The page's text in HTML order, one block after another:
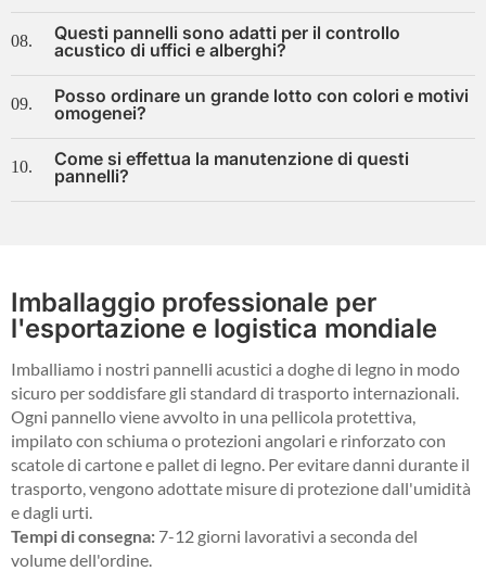
08. Questi pannelli sono adatti per il controllo
acustico di uffici e alberghi?
09. Posso ordinare un grande lotto con colori e motivi
omogenei?
10. Come si effettua la manutenzione di questi
pannelli?
Imballaggio professionale per
l'esportazione e logistica mondiale
Imballiamo i nostri pannelli acustici a doghe di legno in modo
sicuro per soddisfare gli standard di trasporto internazionali.
Ogni pannello viene avvolto in una pellicola protettiva,
impilato con schiuma o protezioni angolari e rinforzato con
scatole di cartone e pallet di legno. Per evitare danni durante il
trasporto, vengono adottate misure di protezione dall'umidità
e dagli urti.
Tempi di consegna: 7-12 giorni lavorativi a seconda del
volume dell'ordine.